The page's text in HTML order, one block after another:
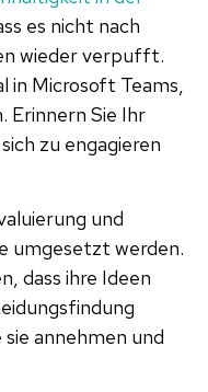
es nicht nach
wieder verpufft.
in Microsoft Teams,
Erinnern Sie Ihr
zu engagieren
und
umgesetzt werden.
dass ihre Ideen
annehmen und